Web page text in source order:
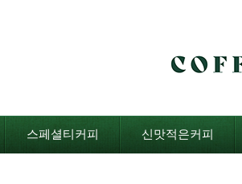
스페셜티커피 신맛적은커피